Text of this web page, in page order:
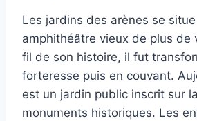
Les jardins des arènes se
amphithéâtre vieux de plus de
fil de son histoire, il fut
forteresse puis en couvant.
est un jardin public inscrit sur
monuments historiques. Les